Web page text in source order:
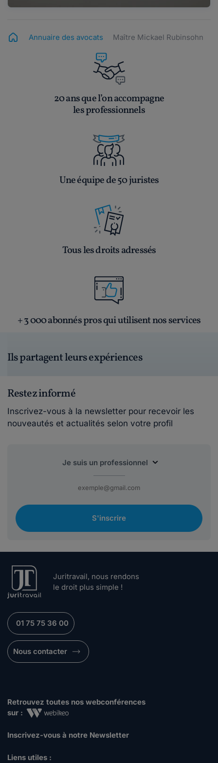
Annuaire des avocats Maître Mickael Rubinsohn
20 ans que l’on accompagne
les professionnels
Une équipe de 50 juristes
Tous les droits adressés
+ 3 000 abonnés pros qui utilisent nos services
Ils partagent leurs expériences
Restez informé
Inscrivez-vous à la newsletter pour recevoir les
nouveautés et actualités selon votre profil
S'inscrire
Juritravail, nous rendons
le droit plus simple !
01 75 75 36 00
Nous contacter
Retrouvez toutes nos webconférences
sur :
Inscrivez-vous à notre Newsletter
Liens utiles :